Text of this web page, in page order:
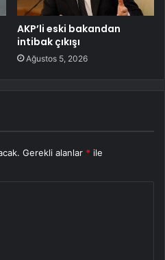
AKP’li eski bakandan
intibak çıkışı
Ağustos 5, 2026
Gerekli alanlar * ile